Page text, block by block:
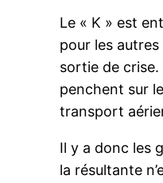
Le « K » est
pour les
sortie de crise.
penchent sur
transport
Il y a donc les
la résultante